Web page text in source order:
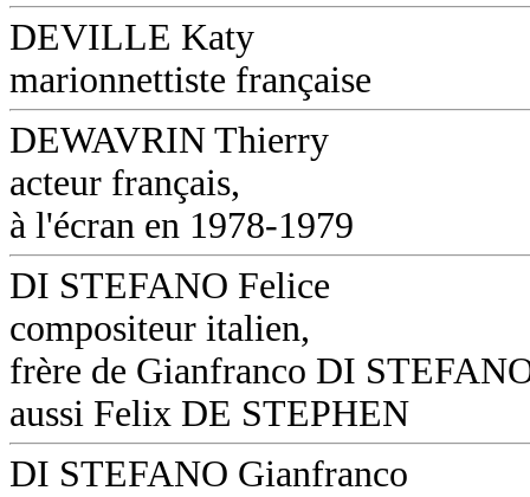
DEVILLE Katy
marionnettiste française
DEWAVRIN Thierry
acteur français,
à l'écran en 1978-1979
DI STEFANO Felice
compositeur italien,
frère de Gianfranco DI
aussi Felix DE STEPHEN
DI STEFANO Gianfranco